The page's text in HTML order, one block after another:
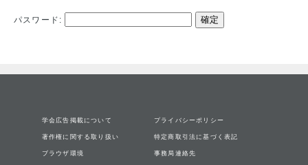
パスワード:
学会広告掲載について プライバシーポリシー
著作権に関する取り扱い 特定商取引法に基づく表記
ブラウザ環境 事務局連絡先